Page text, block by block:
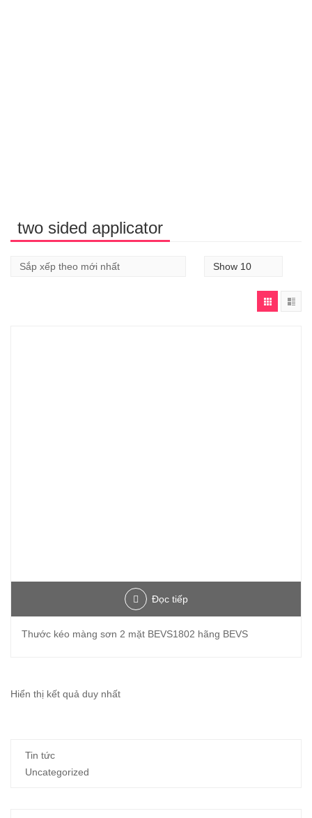
two sided applicator
Đọc tiếp
Thước kéo màng sơn 2 mặt BEVS1802 hãng BEVS
Hiển thị kết quả duy nhất
Tin tức
Uncategorized